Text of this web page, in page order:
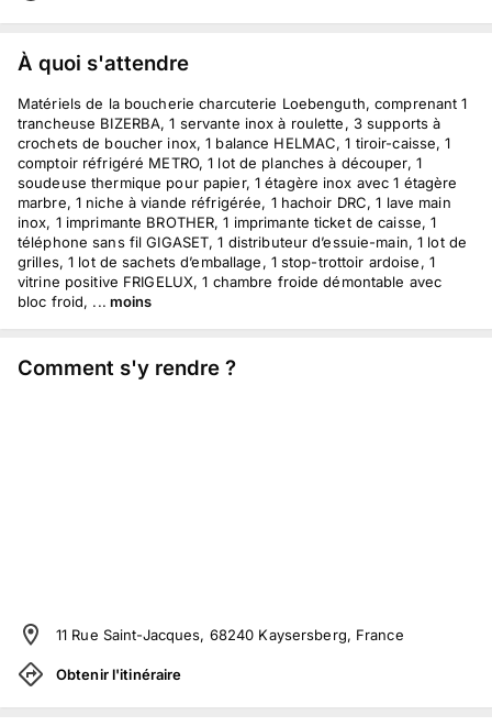
À quoi s'attendre
Matériels de la boucherie charcuterie Loebenguth, comprenant 1
trancheuse BIZERBA, 1 servante inox à roulette, 3 supports à
crochets de boucher inox, 1 balance HELMAC, 1 tiroir-caisse, 1
comptoir réfrigéré METRO, 1 lot de planches à découper, 1
soudeuse thermique pour papier, 1 étagère inox avec 1 étagère
marbre, 1 niche à viande réfrigérée, 1 hachoir DRC, 1 lave main
inox, 1 imprimante BROTHER, 1 imprimante ticket de caisse, 1
téléphone sans fil GIGASET, 1 distributeur d’essuie-main, 1 lot de
grilles, 1 lot de sachets d’emballage, 1 stop-trottoir ardoise, 1
vitrine positive FRIGELUX, 1 chambre froide démontable avec
bloc froid, ... moins
Comment s'y rendre ?
11 Rue Saint-Jacques, 68240 Kaysersberg, France
Obtenir l'itinéraire